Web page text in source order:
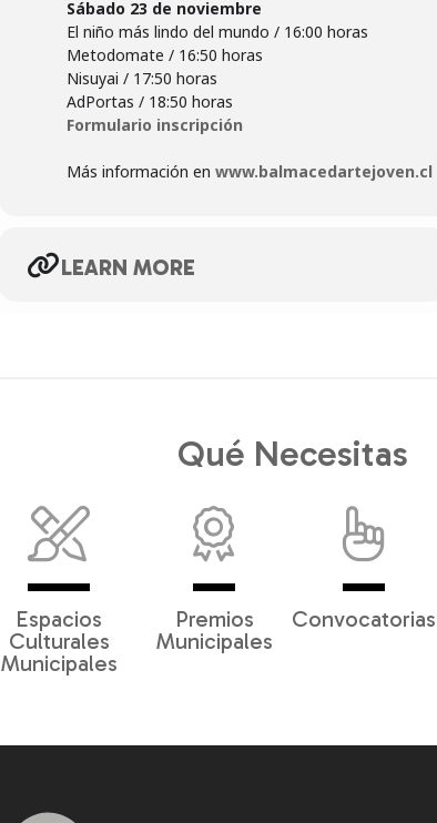
El niño más lindo del mundo / 16:00 horas
Metodomate / 16:50 horas
Nisuyai / 17:50 horas
Formulario inscripción
Más información en www.balmacedartejoven.cl
LEARN MORE
Qué Necesitas
Espacios
Culturales
Municipales
Premios
Municipales
Convocatorias